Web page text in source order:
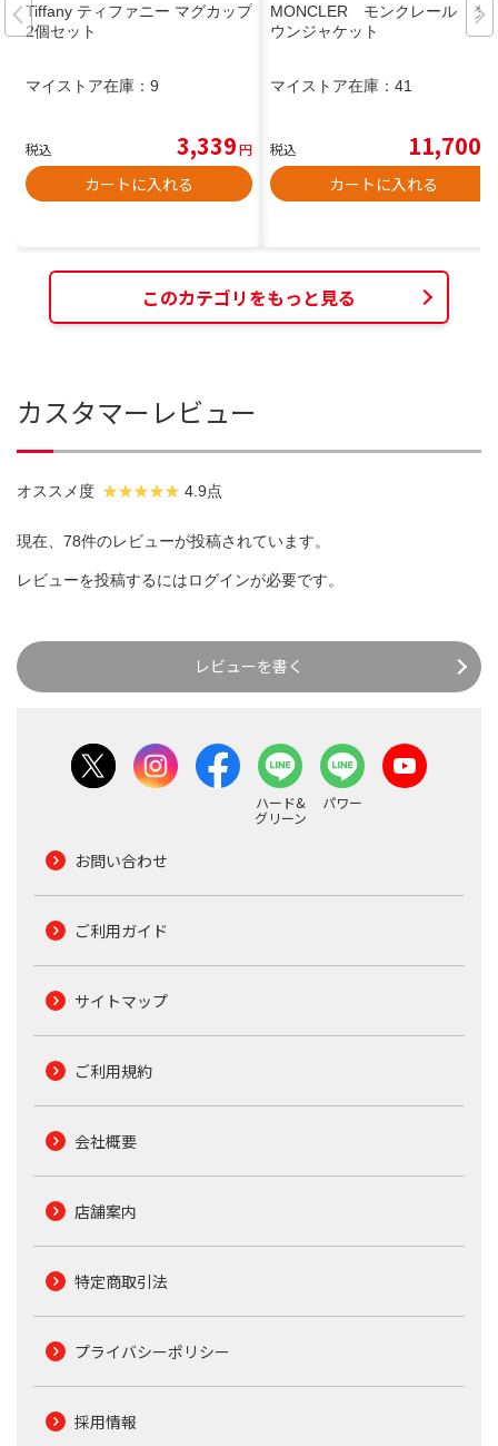
Tiffany ティファニー マグカップ
2個セット
マイストア在庫： 9
税込 3,339円
カートに入れる
MONCLER モンクレール ダ
ウンジャケット
マイストア在庫： 41
税込 11,700
カートに入れる
このカテゴリをもっと見る
カスタマーレビュー
オススメ度 4.9点
現在、78件のレビューが投稿されています。
レビューを投稿するにはログインが必要です。
レビューを書く
ハード&
グリーン
パワー
お問い合わせ
ご利用ガイド
サイトマップ
ご利用規約
会社概要
店舗案内
特定商取引法
プライバシーポリシー
採用情報